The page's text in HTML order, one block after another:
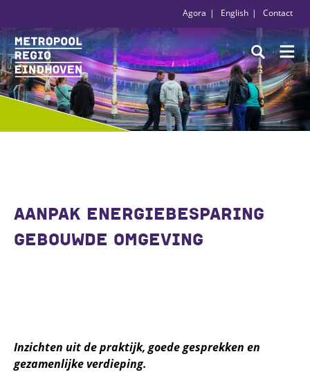
Agora English Contact
AANPAK ENERGIEBESPARING
GEBOUWDE OMGEVING
Inzichten uit de praktijk, goede gesprekken en
gezamenlijke verdieping.